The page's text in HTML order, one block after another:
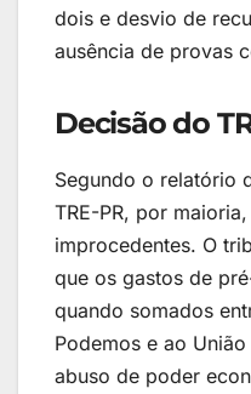
dois e desvio de
ausência de provas
Decisão do
Segundo o relatório
TRE-PR, por
improcedentes. O
que os gastos de
quando somados
Podemos e ao
abuso de poder